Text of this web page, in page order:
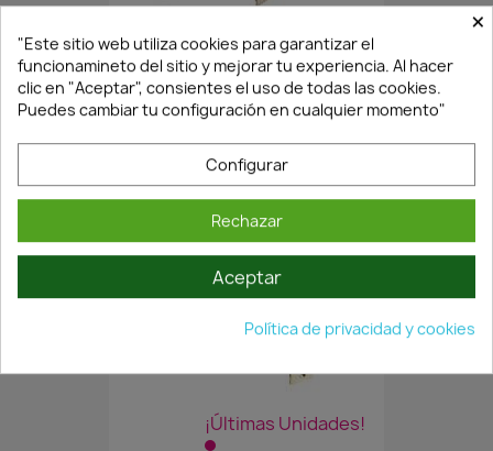
Agotado·Envío 7/14 días
POMO BOLA TESA 3905 BLANCO...
31,15 €24,92 €
¡Últimas Unidades!
×
"Este sitio web utiliza cookies para garantizar el
funcionamineto del sitio y mejorar tu experiencia. Al hacer
clic en "Aceptar", consientes el uso de todas las cookies.
Puedes cambiar tu configuración en cualquier momento"
Configurar
Rechazar
Aceptar
Política de privacidad y cookies